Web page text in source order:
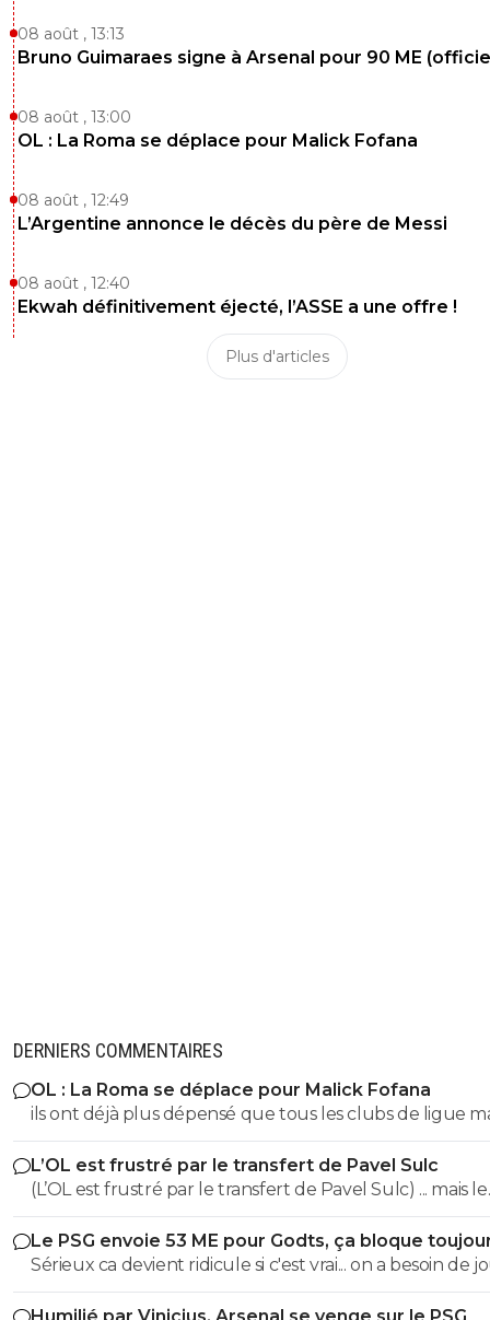
08 août , 13:13
Bruno Guimaraes signe à Arsenal pour 90 ME
08 août , 13:00
OL : La Roma se déplace pour Malick Fofana
08 août , 12:49
L’Argentine annonce le décès du père de Messi
08 août , 12:40
Ekwah définitivement éjecté, l’ASSE a une offre !
Plus d'articles
DERNIERS COMMENTAIRES
OL : La Roma se déplace pour Malick Fofana
ils ont déjà plus dépensé que tous les clubs de ligue
réunis hors quatar.. ils veulent juste profitez au
des clubs qui sont beaucoup plus mal lotis qu'eux
du plus fort tout simplement..
L’OL est frustré par le transfert de Pavel Sulc
(L’OL est frustré par le transfert de Pavel Sulc) ... mais le
public aussi commence a être frustré ... la vente de ces
"excellents" joueurs dont fait partie Pavel Sulc ... pour
récupérer quoi ? qui? À un moment donné il faudra
arriver a construire dans le long terme... et avec ,
Le PSG envoie 53 ME pour Godts, ça bloque
Sérieux ca devient ridicule si c'est vrai... on a besoin de
pour la supercoupe ! sérieux a 5 ou 7M€ pres, go !!